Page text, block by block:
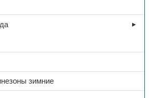
зимние